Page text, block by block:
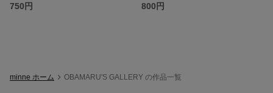
750円
800円
minne ホーム OBAMARU'S GALLERY の作品一覧